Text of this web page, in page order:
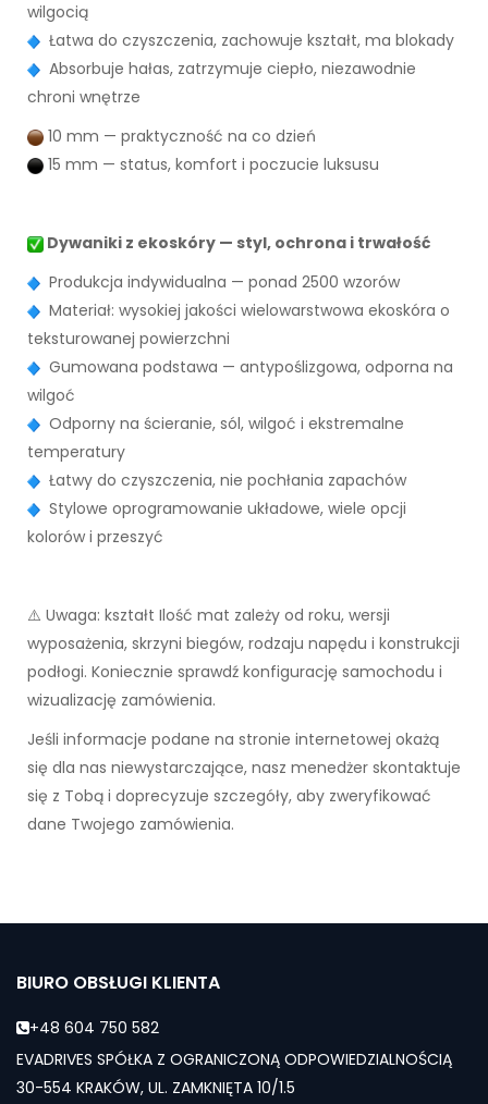
wilgocią
Łatwa do czyszczenia, zachowuje kształt, ma blokady
Absorbuje hałas, zatrzymuje ciepło, niezawodnie
chroni wnętrze
10 mm — praktyczność na co dzień
15 mm — status, komfort i poczucie luksusu
Dywaniki z ekoskóry — styl, ochrona i trwałość
Produkcja indywidualna — ponad 2500 wzorów
Materiał: wysokiej jakości wielowarstwowa ekoskóra o
teksturowanej powierzchni
Gumowana podstawa — antypoślizgowa, odporna na
wilgoć
Odporny na ścieranie, sól, wilgoć i ekstremalne
temperatury
Łatwy do czyszczenia, nie pochłania zapachów
Stylowe oprogramowanie układowe, wiele opcji
kolorów i przeszyć
⚠️ Uwaga: kształt Ilość mat zależy od roku, wersji
wyposażenia, skrzyni biegów, rodzaju napędu i konstrukcji
podłogi. Koniecznie sprawdź konfigurację samochodu i
wizualizację zamówienia.
Jeśli informacje podane na stronie internetowej okażą
się dla nas niewystarczające, nasz menedżer skontaktuje
się z Tobą i doprecyzuje szczegóły, aby zweryfikować
dane Twojego zamówienia.
BIURO OBSŁUGI KLIENTA
+48 604 750 582
EVADRIVES SPÓŁKA Z OGRANICZONĄ ODPOWIEDZIALNOŚCIĄ
30-554 KRAKÓW, UL. ZAMKNIĘTA 10/1.5